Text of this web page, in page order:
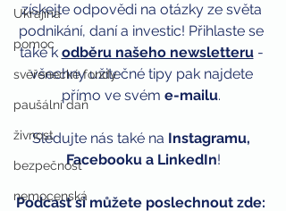
Ukrajina
pomoc
svěřenecké fondy
paušální daň
živnost
bezpečnost
nemocenská
získejte odpovědi na otázky ze světa
podnikání, daní a investic! Přihlaste se
také k odběru našeho newsletteru -
všechny užitečné tipy pak najdete
přímo ve svém e-mailu.
Sledujte nás také na Instagramu,
Facebooku a LinkedIn!
Podcast si můžete poslechnout zde: